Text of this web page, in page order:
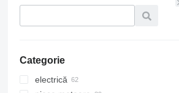
Categorie
electrică